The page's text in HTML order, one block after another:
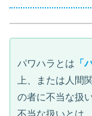
パワハラとは 「
上、または人間
の者に不当な扱
不当な扱いとは、